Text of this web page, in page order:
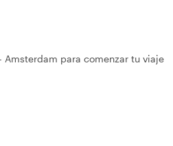
Amsterdam para comenzar tu viaje